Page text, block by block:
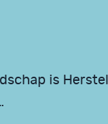
is